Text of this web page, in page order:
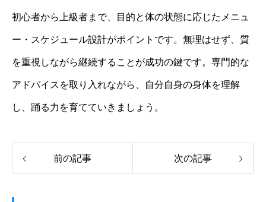
初心者から上級者まで、目的と体の状態に応じたメニュ
ー・スケジュール設計がポイントです。無理はせず、質
を重視しながら継続することが成功の鍵です。専門的な
アドバイスを取り入れながら、自分自身の身体を理解
し、踊る力を育てていきましょう。
前の記事 次の記事